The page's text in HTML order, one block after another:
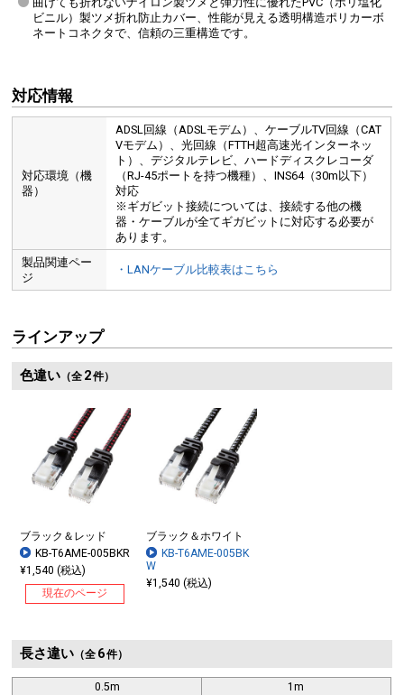
ビニル）製ツメ折れ防止カバー、性能が見える透明構造ポリカーボ
ネートコネクタで、信頼の三重構造です。
対応情報
対応環境（機
器）
ADSL回線（ADSLモデム）、ケーブルTV回線（CAT
Vモデム）、光回線（FTTH超高速光インターネッ
ト）、デジタルテレビ、ハードディスクレコーダ
（RJ-45ポートを持つ機種）、INS64（30m以下）
対応
※ギガビット接続については、接続する他の機
器・ケーブルが全てギガビットに対応する必要が
あります。
製品関連ペー
ジ
・LANケーブル比較表はこちら
ラインアップ
色違い（全 2件）
ブラック＆レッド
KB-T6AME-005BKR
¥1,540 (税込)
現在のページ
ブラック＆ホワイト
KB-T6AME-005BK
W
¥1,540 (税込)
長さ違い（全 6件）
0.5m
1m